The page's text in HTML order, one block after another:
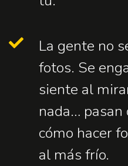
La gente no
fotos. Se
siente al
nada… pasan
cómo hacer
al más frío.